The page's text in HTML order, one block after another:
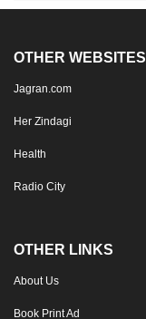
OTHER WEBSITES
Jagran.com
Her Zindagi
Health
Radio City
OTHER LINKS
About Us
Book Print Ad